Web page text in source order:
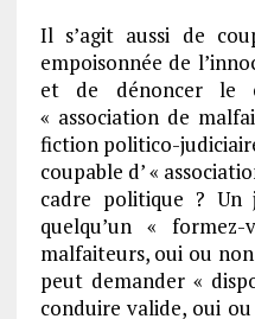
Il s’agit aussi de
empoisonnée de
et de dénoncer le
« association de
fiction politico-
coupable d’ «
cadre politique ? Un
quelqu’un «
malfaiteurs, oui ou
peut demander «
conduire valide, oui ou